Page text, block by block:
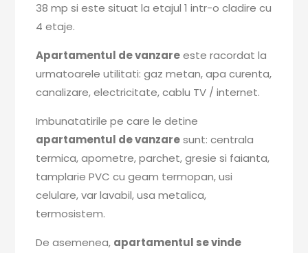
38 mp si este situat la etajul 1 intr-o cladire cu
4 etaje.
Apartamentul de vanzareeste racordat la
urmatoarele utilitati: gaz metan, apa curenta,
canalizare, electricitate, cablu TV / internet.
Imbunatatirile pe care le detine
apartamentul de vanzaresunt: centrala
termica, apometre, parchet, gresie si faianta,
tamplarie PVC cu geam termopan, usi
celulare, var lavabil, usa metalica,
termosistem.
De asemenea, apartamentul se vinde